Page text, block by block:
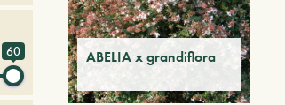
ABELIA x grandiflora
60